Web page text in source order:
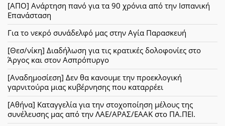
[ΑΠΟ] Ανάρτηση πανό για τα 90 χρόνια από την Ισπανική
Επανάσταση
Για το νεκρό συνάδελφό μας στην Αγία Παρασκευή
[Θεσ/νίκη] Διαδήλωση για τις κρατικές δολοφονίες στο
Άργος και στον Ασπρόπυργο
[Αναδημοσίεση] Δεν θα κανουμε την προεκλογική
γαρνιτούρα μιας κυβέρνησης που καταρρέει
[Αθήνα] Καταγγελία για την στοχοποίηση μέλους της
συνέλευσης μας από την ΛΑΕ/ΑΡΑΣ/ΕΑΑΚ στο ΠΑ.ΠΕΙ.